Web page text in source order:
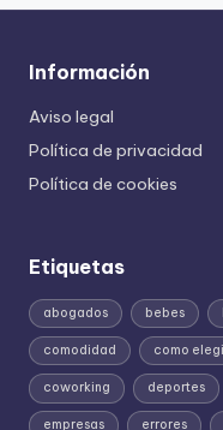
Información
Aviso legal
Política de privacidad
Política de cookies
Etiquetas
abogados bebes
comodidad como
coworking deportes
empresas errores